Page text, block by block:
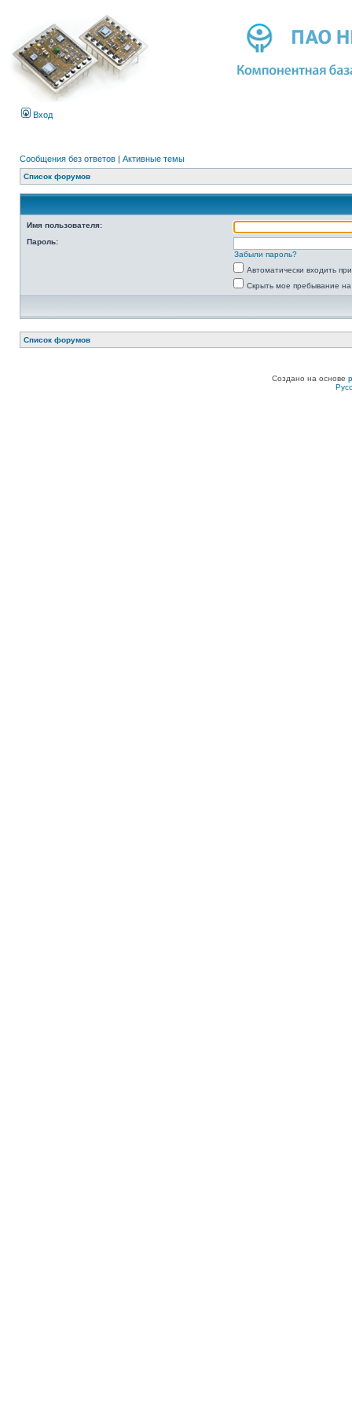
Вход
Сообщения без ответов | Активные темы
Список форумов
Имя пользователя:
Пароль:
Забыли пароль?
Автоматически входить
Скрыть мое пребывание
Список форумов
Создано на основе